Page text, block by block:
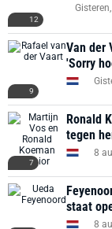
12
9
Van der
'Sorry
7
Ronald
tegen
8
staat
8